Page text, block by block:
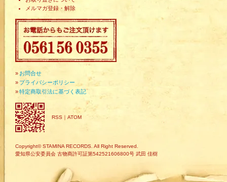
メルマガ登録・解除
» お問合せ
» プライバシーポリシー
»特定商取引法に基づく表記
RSS ｜ ATOM
Copyright© STAMINA RECORDS. All Right Reserved.
愛知県公安委員会 古物商許可証第542521606800号 武田 佳樹